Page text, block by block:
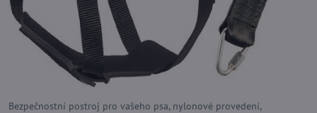
Bezpečnostní postroj pro vašeho psa, nylonové provedení,